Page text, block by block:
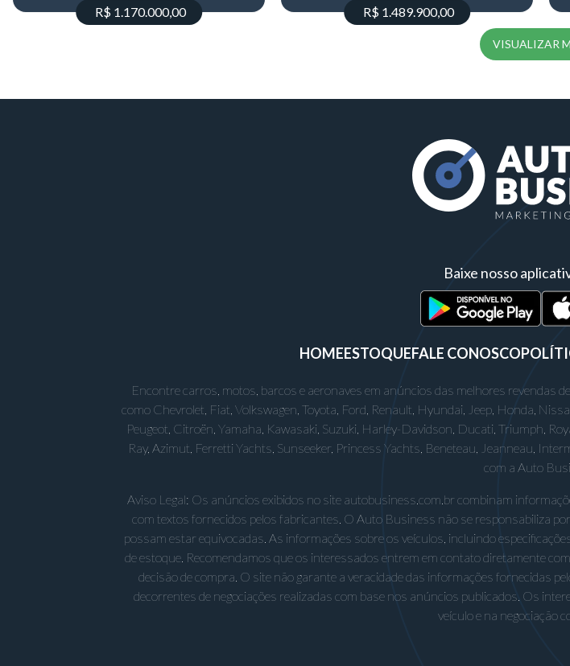
R$ 1.170.000,00 R$ 1.489.900,00
VISUALIZAR
Baixe nosso
HOMEESTOQUEFALE CONOSCO
Encontre carros, motos, barcos e aeronaves em anúncios das melhores revendas
como Chevrolet, Fiat, Volkswagen, Toyota, Ford, Renault, Hyundai, Jeep, Honda,
Peugeot, Citroën, Yamaha, Kawasaki, Suzuki, Harley-Davidson, Ducati, Triumph,
Ray, Azimut, Ferretti Yachts, Sunseeker, Princess Yachts, Beneteau, Jeanneau,
com a Auto
Aviso Legal: Os anúncios exibidos no site autobusiness.com.br combinam
com textos fornecidos pelos fabricantes. O Auto Business não se responsabiliza
possam estar equivocadas. As informações sobre os veículos, incluindo
de estoque. Recomendamos que os interessados entrem em contato diretamente
decisão de compra. O site não garante a veracidade das informações fornecidas
decorrentes de negociações realizadas com base nos anúncios publicados. Os
veículo e na negociação